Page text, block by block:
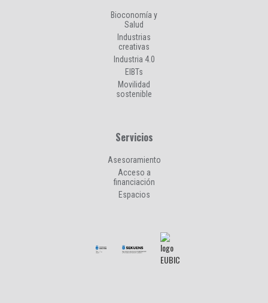
Bioconomía y
Salud
Industrias
creativas
Industria 4.0
EIBTs
Movilidad
sostenible
Servicios
Asesoramiento
Acceso a
financiación
Espacios